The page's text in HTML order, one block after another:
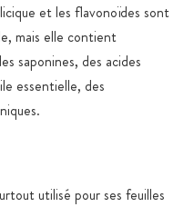
et les flavonoïdes sont
mais elle contient
saponines, des acides
essentielle, des
utilisé pour ses feuilles